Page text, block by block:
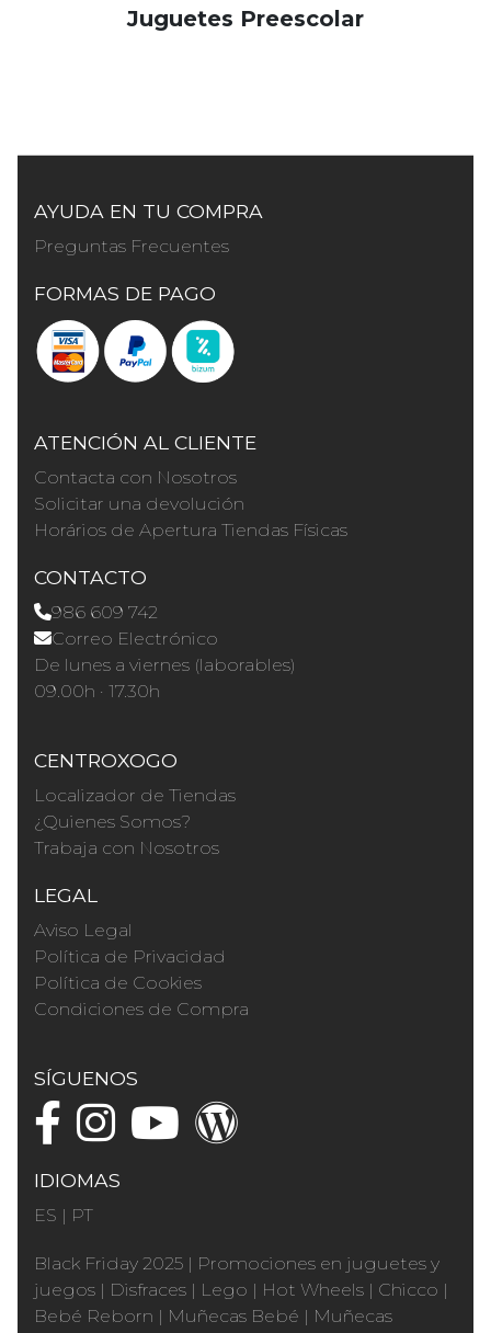
Juguetes Preescolar
AYUDA EN TU COMPRA
Preguntas Frecuentes
FORMAS DE PAGO
ATENCIÓN AL CLIENTE
Contacta con Nosotros
Solicitar una devolución
Horários de Apertura Tiendas Físicas
CONTACTO
986 609 742
Correo Electrónico
De lunes a viernes (laborables)
09.00h · 17.30h
CENTROXOGO
Localizador de Tiendas
¿Quienes Somos?
Trabaja con Nosotros
LEGAL
Aviso Legal
Política de Privacidad
Política de Cookies
Condiciones de Compra
SÍGUENOS
IDIOMAS
ES | PT
Black Friday 2025 | Promociones en juguetes y
juegos | Disfraces | Lego | Hot Wheels | Chicco |
Bebé Reborn | Muñecas Bebé | Muñecas